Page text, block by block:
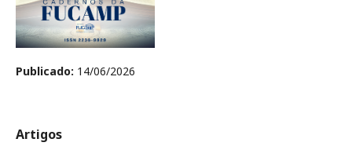
Publicado: 14/06/2026
Artigos